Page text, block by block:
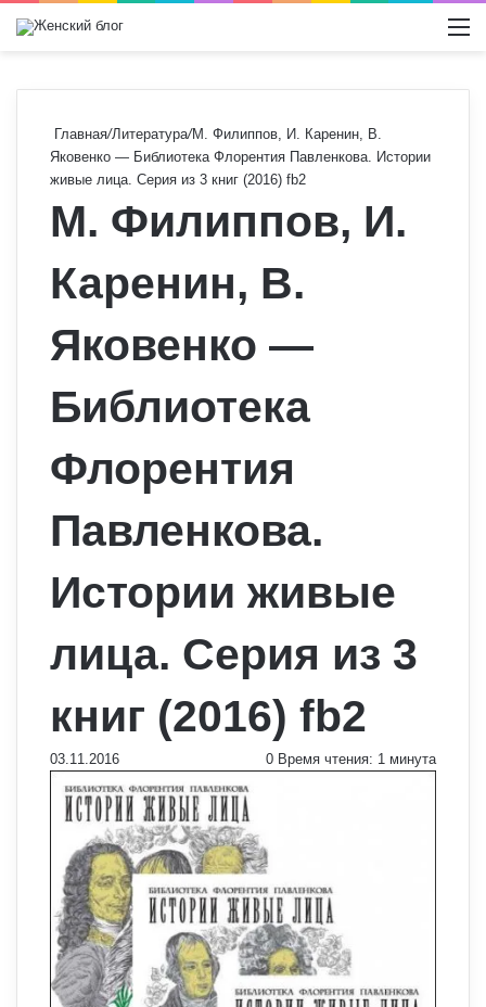
Главная/Литература/М. Филиппов, И. Каренин, В.
Яковенко — Библиотека Флорентия Павленкова. Истории
живые лица. Серия из 3 книг (2016) fb2
М. Филиппов, И.
Каренин, В.
Яковенко —
Библиотека
Флорентия
Павленкова.
Истории живые
лица. Серия из 3
книг (2016) fb2
03.11.2016 0 Время чтения: 1 минута